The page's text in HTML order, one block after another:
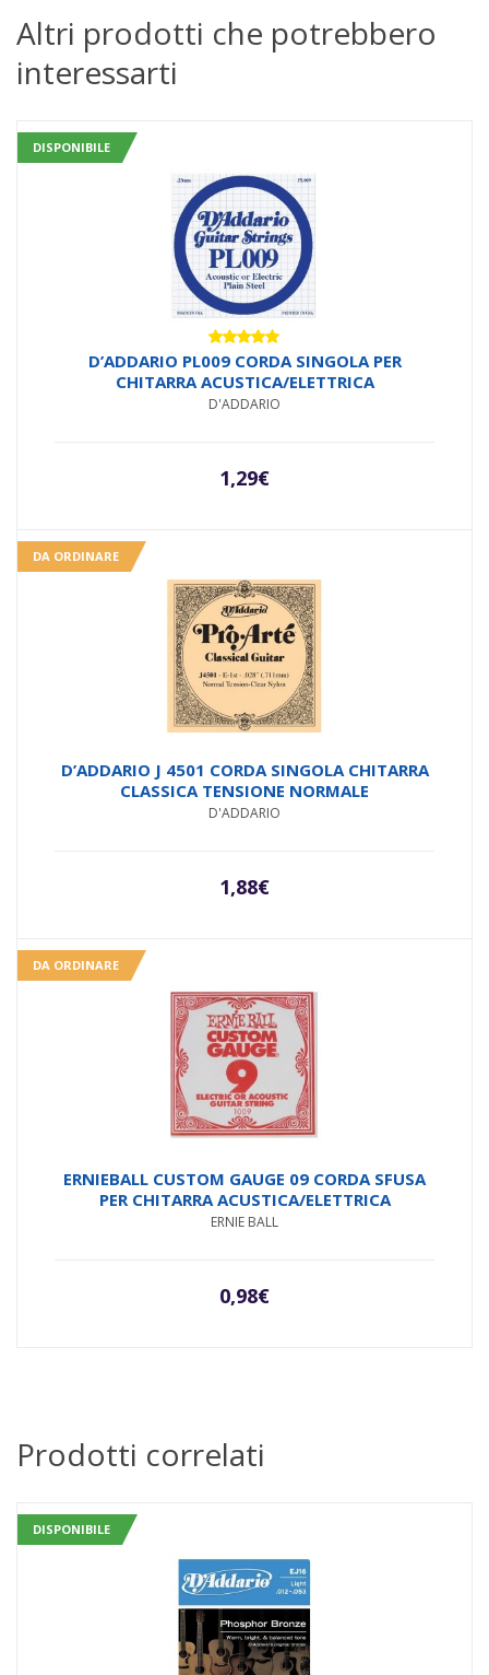
Altri prodotti che potrebbero
interessarti
DISPONIBILE
Valutato
5.00su 5
D’ADDARIO PL009 CORDA SINGOLA PER
CHITARRA ACUSTICA/ELETTRICA
D'ADDARIO
1,29€
DA ORDINARE
D’ADDARIO J 4501 CORDA SINGOLA CHITARRA
CLASSICA TENSIONE NORMALE
D'ADDARIO
1,88€
DA ORDINARE
ERNIEBALL CUSTOM GAUGE 09 CORDA SFUSA
PER CHITARRA ACUSTICA/ELETTRICA
ERNIE BALL
0,98€
Prodotti correlati
DISPONIBILE